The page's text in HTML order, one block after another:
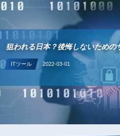
IT導入補助金の業務プロセスの概
ソフトウェアとは
デジタル化・AI導入補助金（旧IT導入補